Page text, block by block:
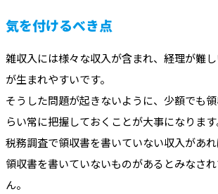
気を付けるべき点
雑収入には様々な収入が含まれ、経理が難
が生まれやすいです。
そうした問題が起きないように、少額でも
らい常に把握しておくことが大事になります
税務調査で領収書を書いていない収入があ
領収書を書いていないものがあるとみなさ
ん。